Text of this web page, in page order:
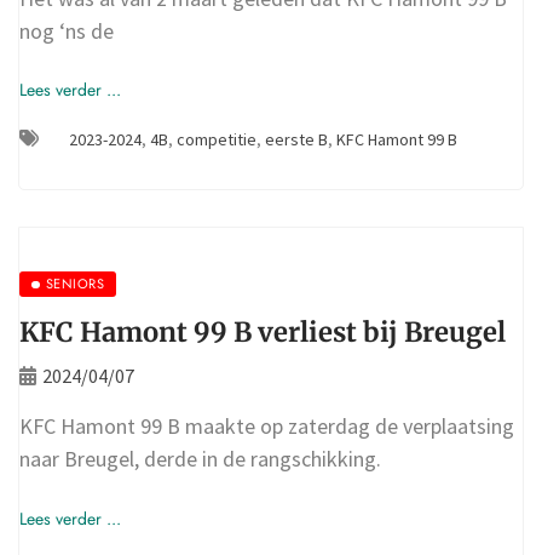
nog ‘ns de
Lees verder ...
2023-2024, 4B, competitie, eerste B, KFC Hamont 99 B
SENIORS
KFC Hamont 99 B verliest bij Breugel
2024/04/07
KFC Hamont 99 B maakte op zaterdag de verplaatsing
naar Breugel, derde in de rangschikking.
Lees verder ...